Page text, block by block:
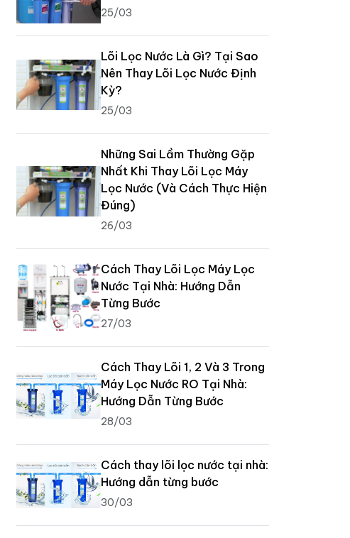
25/03
Lõi Lọc Nước Là Gì? Tại Sao
Nên Thay Lõi Lọc Nước Định
Kỳ?
25/03
Những Sai Lầm Thường Gặp
Nhất Khi Thay Lõi Lọc Máy
Lọc Nước (Và Cách Thực Hiện
Đúng)
26/03
Cách Thay Lõi Lọc Máy Lọc
Nước Tại Nhà: Hướng Dẫn
Từng Bước
27/03
Cách Thay Lõi 1, 2 Và 3 Trong
Máy Lọc Nước RO Tại Nhà:
Hướng Dẫn Từng Bước
28/03
Cách thay lõi lọc nước tại nhà:
Hướng dẫn từng bước
30/03